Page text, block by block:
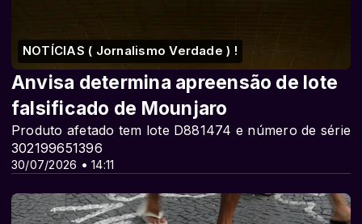
NOTÍCIAS ( Jornalismo Verdade ) !
30/07/2026 • 14:11
Anvisa determina apreensão de lote
falsificado de Mounjaro
Produto afetado tem lote D881474 e número de série
302199651396